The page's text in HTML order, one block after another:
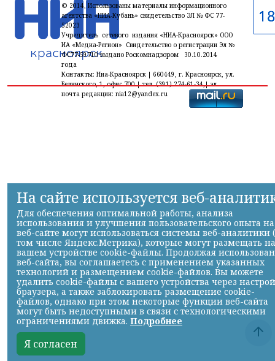
© 2014, Использованы материалы информационного
агентства «НИА-Кубань» свидетельство ЭЛ № ФС 77-
52023
Учредитель сетевого издания «НИА-Красноярск» ООО
ИА «Медиа-Регион» Свидетельство о регистрации Эл №
ФС77-59710 выдано Роскомнадзором 30.10.2014
года
Контакты: Ниа-Красноярск | 660449, г. Красноярск, ул.
Белинского, 1, офис 700 | тел. (391) 274-61-34,| эл.
почта редакции: nia12@yandex.ru
На сайте используется веб-
Для обеспечения оптимальной работы, анализа
использования и улучшения пользовательского опыта на
веб-сайте могут использоваться системы веб-аналитики
том числе Яндекс.Метрика), которые могут размещать на
вашем устройстве cookie-файлы. Продолжая
веб-сайта, вы соглашаетесь с применением указанных
технологий и размещением cookie-файлов. Вы можете
удалить cookie-файлы с вашего устройства через
браузера, а также заблокировать размещение cookie-
файлов, однако при этом некоторые функции веб-сайта
могут быть недоступными в связи с технологическими
ограничениями движка. Подробнее
Я согласен